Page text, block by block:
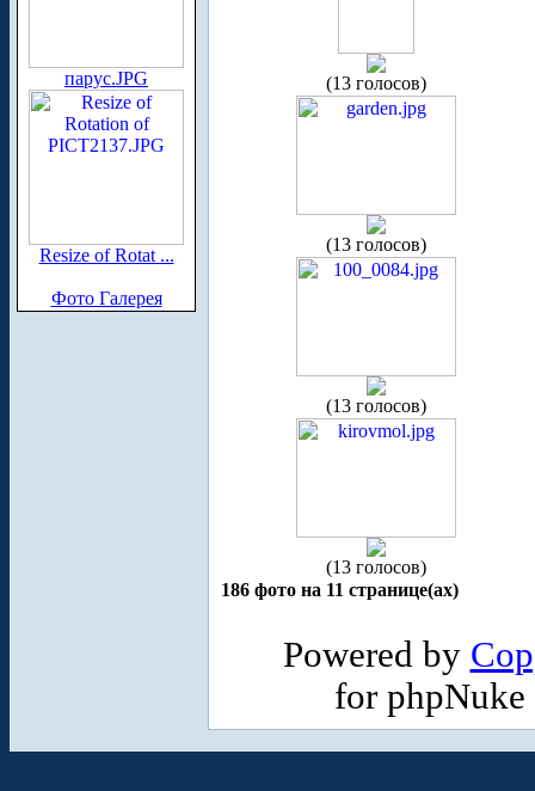
парус.JPG
Resize of Rotat ...
Фото Галерея
(13 голосов)
(13 голосов)
(13 голосов)
(13 голосов)
186 фото на 11 странице(ах)
Powered by
for